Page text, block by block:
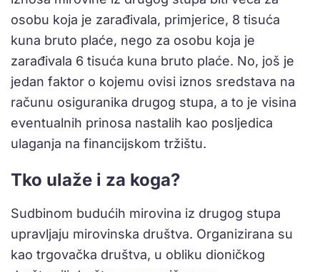
osobu koja je zarađivala, primjerice, 8 tisuća
kuna bruto plaće, nego za osobu koja je
zarađivala 6 tisuća kuna bruto plaće. No, još je
jedan faktor o kojemu ovisi iznos sredstava na
računu osiguranika drugog stupa, a to je visina
eventualnih prinosa nastalih kao posljedica
ulaganja na financijskom tržištu.
Tko ulaže i za koga?
Sudbinom budućih mirovina iz drugog stupa
upravljaju mirovinska društva. Organizirana su
kao trgovačka društva, u obliku dioničkog